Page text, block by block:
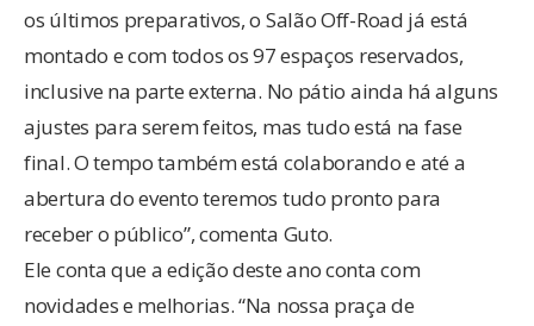
os últimos preparativos, o Salão Off-Road já está
montado e com todos os 97 espaços reservados,
inclusive na parte externa. No pátio ainda há alguns
ajustes para serem feitos, mas tudo está na fase
final. O tempo também está colaborando e até a
abertura do evento teremos tudo pronto para
receber o público”, comenta Guto.
Ele conta que a edição deste ano conta com
novidades e melhorias. “Na nossa praça de